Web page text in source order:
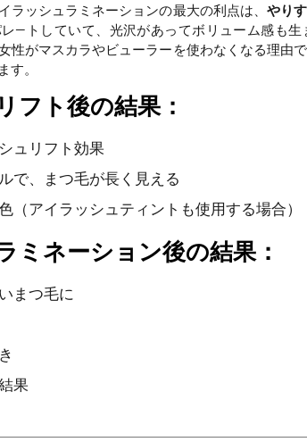
ラッシュラミネーションの最大の利点は、 やり
―トしていて、光沢があってボリューム感も
性がマスカラやビューラーを使わなくなる理由
す。
フト後の結果：
ュリフト効果
で、まつ毛が長く見える
（アイラッシュティントも使用する場合）
ミネーション後の結果：
まつ毛に
果